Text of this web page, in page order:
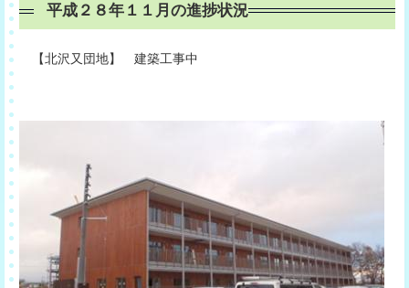
平成２８年１１月の進捗状況
【北沢又団地】 建築工事中